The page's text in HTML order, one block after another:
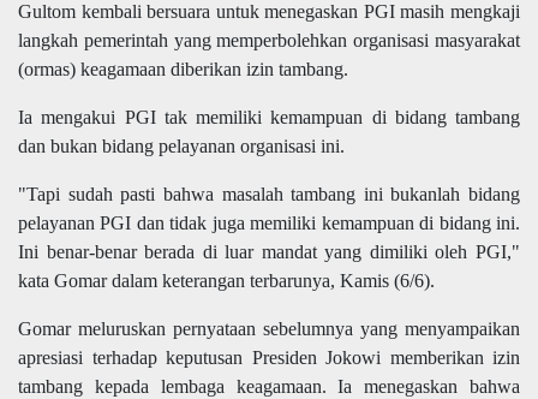
Gultom kembali bersuara untuk menegaskan PGI masih mengkaji
langkah pemerintah yang memperbolehkan organisasi masyarakat
(ormas) keagamaan diberikan izin tambang.
Ia mengakui PGI tak memiliki kemampuan di bidang tambang
dan bukan bidang pelayanan organisasi ini.
"Tapi sudah pasti bahwa masalah tambang ini bukanlah bidang
pelayanan PGI dan tidak juga memiliki kemampuan di bidang ini.
Ini benar-benar berada di luar mandat yang dimiliki oleh PGI,"
kata Gomar dalam keterangan terbarunya, Kamis (6/6).
Gomar meluruskan pernyataan sebelumnya yang menyampaikan
apresiasi terhadap keputusan Presiden Jokowi memberikan izin
tambang kepada lembaga keagamaan. Ia menegaskan bahwa